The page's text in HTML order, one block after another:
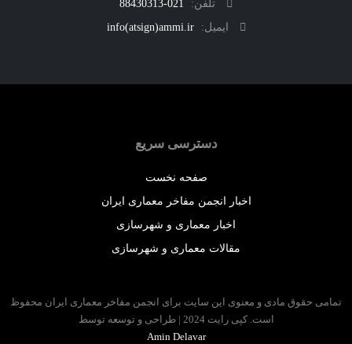
تلفن:
021-88430313
ایمیل:
info(atsign)ammi.ir
دسترسی سریع
صفحه نخست
اخبار انجمن مفاخر معماری ایران
اخبار معماری و شهرسازی
مقالات معماری و شهرسازی
حقوق مادی و معنوی این سایت برای انجمن مفاخر معماری ایران محفوظ
است. کپی رایت 2024 | طراحی و توسعه توسط
Amin Delavar